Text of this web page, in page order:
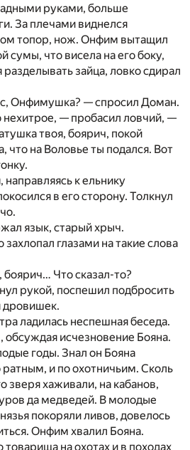
руками, больше
За плечами виднелся
топор, нож. Онфим вытащил
сумы, что висела на его боку,
зайца, ловко сдирал
Онфимушка? — спросил Доман.
— пробасил ловчий, —
твоя, боярич, покой
что на Воловье ты подался. Вот
к ельнику
в его сторону. Толкнул
язык, старый хрыч.
глазами на такие слова
Что сказал-то?
рукой, поспешил подбросить
дровишек.
ладилась неспешная беседа.
обсуждая исчезновение Бояна.
годы. Знал он Бояна
и по охотничьим. Сколь
зверя хаживали, на кабанов,
да медведей. В молодые
покоряли ливов, довелось
Онфим хвалил Бояна.
на охотах и в походах